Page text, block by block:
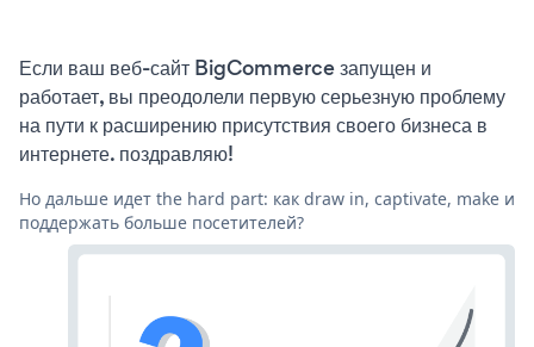
Если ваш веб-сайт BigCommerce запущен и
работает, вы преодолели первую серьезную проблему
на пути к расширению присутствия своего бизнеса в
интернете. поздравляю!
Но дальше идет the hard part: как draw in, captivate, make и
поддержать больше посетителей?